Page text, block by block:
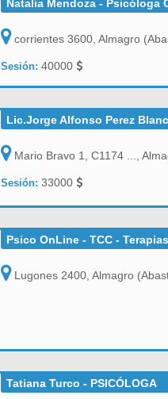
Natalia Mendoza - Psicóloga
corrientes 3600, Almagro
Sesión: 40000
Lic.Jorge Alfonso Perez
Mario Bravo 1, C1174 ...,
Sesión: 33000
Psico OnLine - TCC -
Lugones 2400, Almagro
Tatiana Turco - PSICÓLOGA